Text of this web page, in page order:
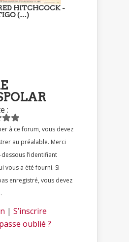
HITCHCOCK -
(…)
:
devez
au préalable. Merci
l’identifiant
été fourni. Si
enregistré, vous devez
| S’inscrire
oublié ?